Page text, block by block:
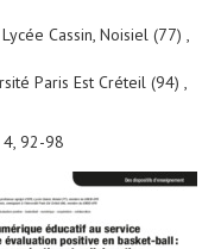
Cassin, Noisiel (77) ,
Paris Est Créteil (94) ,
4, 92-98